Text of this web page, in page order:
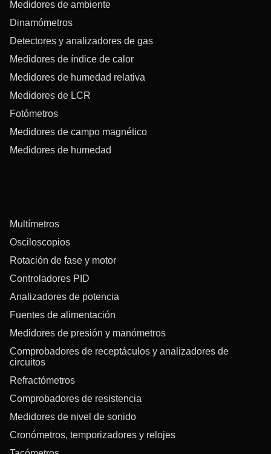
Medidores de ambiente
Dinamómetros
Detectores y analizadores de gas
Medidores de índice de calor
Medidores de humedad relativa
Medidores de LCR
Fotómetros
Medidores de campo magnético
Medidores de humedad
Multímetros
Osciloscopios
Rotación de fase y motor
Controladores PID
Analizadores de potencia
Fuentes de alimentación
Medidores de presión y manómetros
Comprobadores de receptáculos y analizadores de
circuitos
Refractómetros
Comprobadores de resistencia
Medidores de nivel de sonido
Cronómetros, temporizadores y relojes